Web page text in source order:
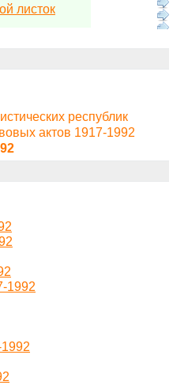
листок
республик
актов 1917-1992
1992